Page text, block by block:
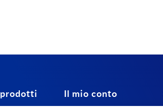
prodotti Il mio conto